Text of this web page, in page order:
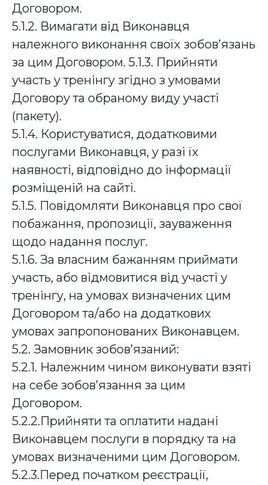
Договором.
5.1.2. Вимагати від Виконавця
належного виконання своїх зобов’язань
за цим Договором. 5.1.3. Прийняти
участь у тренінгу згідно з умовами
Договору та обраному виду участі
(пакету).
5.1.4. Користуватися, додатковими
послугами Виконавця, у разі їх
наявності, відповідно до інформації
розміщеній на сайті.
5.1.5. Повідомляти Виконавця про свої
побажання, пропозиції, зауваження
щодо надання послуг.
5.1.6. За власним бажанням приймати
участь, або відмовитися від участі у
тренінгу, на умовах визначених цим
Договором та/або на додаткових
умовах запропонованих Виконавцем.
5.2. Замовник зобов’язаний:
5.2.1. Належним чином виконувати взяті
на себе зобов’язання за цим
Договором.
5.2.2.Прийняти та оплатити надані
Виконавцем послуги в порядку та на
умовах визначеними цим Договором.
5.2.3.Перед початком реєстрації,